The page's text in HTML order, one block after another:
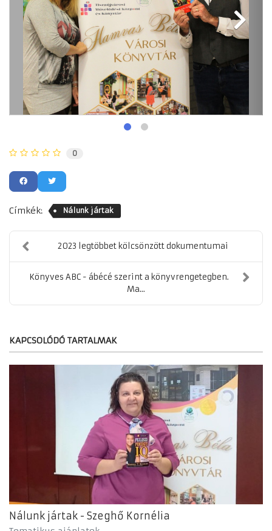
0
Címkék: Nálunk jártak
2023 legtöbbet kölcsönzött dokumentumai
Könyves ABC - ábécé szerint a könyvrengetegben.
Ma...
KAPCSOLÓDÓ TARTALMAK
Nálunk jártak - Szeghő Kornélia